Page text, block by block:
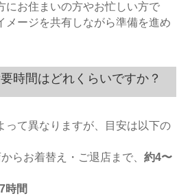
にお住まいの方やお忙しい方で
メージを共有しながら準備を進め
時間はどれくらいですか？
って異なりますが、目安は以下の
からお着替え・ご退店まで、 約4〜
時間